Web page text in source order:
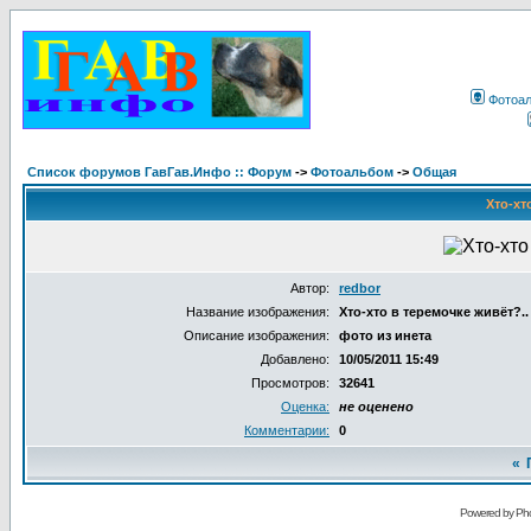
Список форумов ГавГав.Инфо :: Форум -> Фотоальбом -> Общая
Хто-
Автор:
redbor
Название изображения:
Хто-хто в теремочке живёт?..
Описание изображения:
фото из инета
Добавлено:
10/05/2011 15:49
Просмотров:
32641
Оценка:
не оценено
Комментарии:
0
«
Powered by